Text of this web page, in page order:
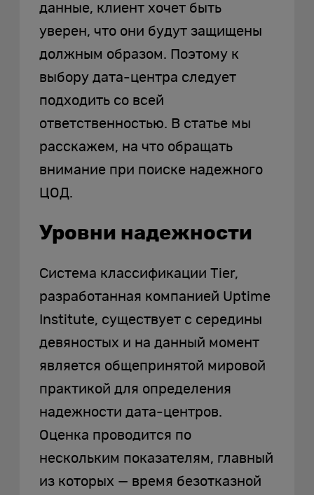
данные, клиент хочет быть
уверен, что они будут защищены
должным образом. Поэтому к
выбору дата-центра следует
подходить со всей
ответственностью. В статье мы
расскажем, на что обращать
внимание при поиске надежного
ЦОД.
Уровни надежности
Система классификации Tier,
разработанная компанией Uptime
Institute, существует с середины
девяностых и на данный момент
является общепринятой мировой
практикой для определения
надежности дата-центров.
Оценка проводится по
нескольким показателям, главный
из которых — время безотказной